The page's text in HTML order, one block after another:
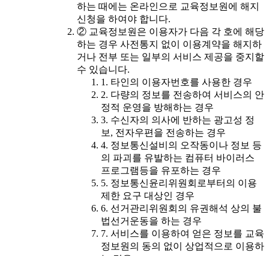
하는 때에는 온라인으로 교육정보원에 해지
신청을 하여야 합니다.
② 교육정보원은 이용자가 다음 각 호에 해당
하는 경우 사전통지 없이 이용계약을 해지하
거나 전부 또는 일부의 서비스 제공을 중지할
수 있습니다.
1. 타인의 이용자번호를 사용한 경우
2. 다량의 정보를 전송하여 서비스의 안
정적 운영을 방해하는 경우
3. 수신자의 의사에 반하는 광고성 정
보, 전자우편을 전송하는 경우
4. 정보통신설비의 오작동이나 정보 등
의 파괴를 유발하는 컴퓨터 바이러스
프로그램등을 유포하는 경우
5. 정보통신윤리위원회로부터의 이용
제한 요구 대상인 경우
6. 선거관리위원회의 유권해석 상의 불
법선거운동을 하는 경우
7. 서비스를 이용하여 얻은 정보를 교육
정보원의 동의 없이 상업적으로 이용하